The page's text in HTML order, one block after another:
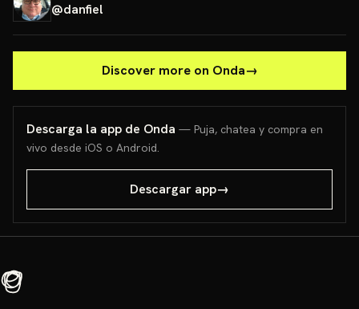
@danfiel
Discover more on Onda→
Descarga la app de Onda — Puja, chatea y compra en
vivo desde iOS o Android.
Descargar app→